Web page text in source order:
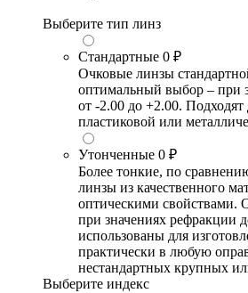
Выберите тип линз
Стандартные 0 ₽
Очковые линзы
оптимальный выбор – при
от -2.00 до +2.00. Подходят
пластиковой или
Утонченные 0 ₽
Более тонкие, по
линзы из качественного
оптическими свойствами.
при значениях рефракции
использованы для
практически в любую
нестандартных крупных
Выберите индекс